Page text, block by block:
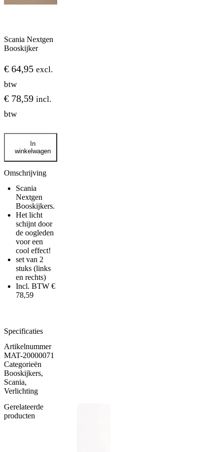
Scania Nextgen
Booskijker
€ 64,95 excl.
btw
€ 78,59 incl.
btw
Scania
Booskijker
aantal
In
winkelwagen
Omschrijving
Scania
Nextgen
Booskijkers.
Het licht
schijnt door
de oogleden
voor een
cool effect!
set van 2
stuks (links
en rechts)
Incl. BTW €
78,59
Specificaties
Artikelnummer
MAT-20000071
Categorieën
Booskijkers,
Scania,
Verlichting
Gerelateerde
producten